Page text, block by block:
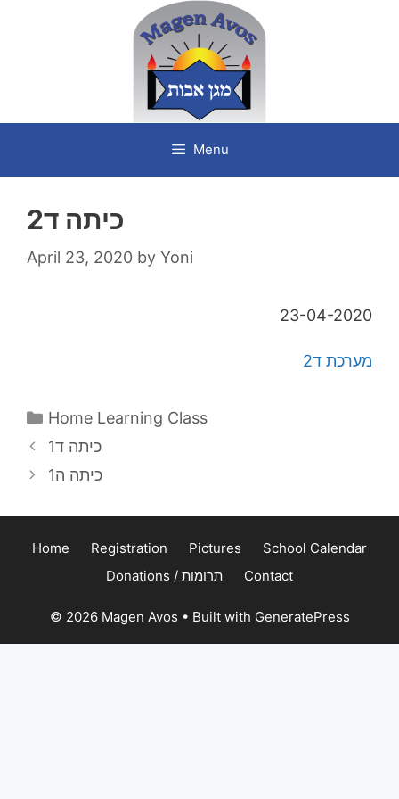
Menu
כיתה ד2
April 23, 2020 by Yoni
23-04-2020
מערכת ד2
Categories
Home Learning Class
כיתה ד1
כיתה ה1
Home Registration Pictures
School Calendar
Donations / תרומות
Contact
© 2026 Magen Avos • Built with GeneratePress